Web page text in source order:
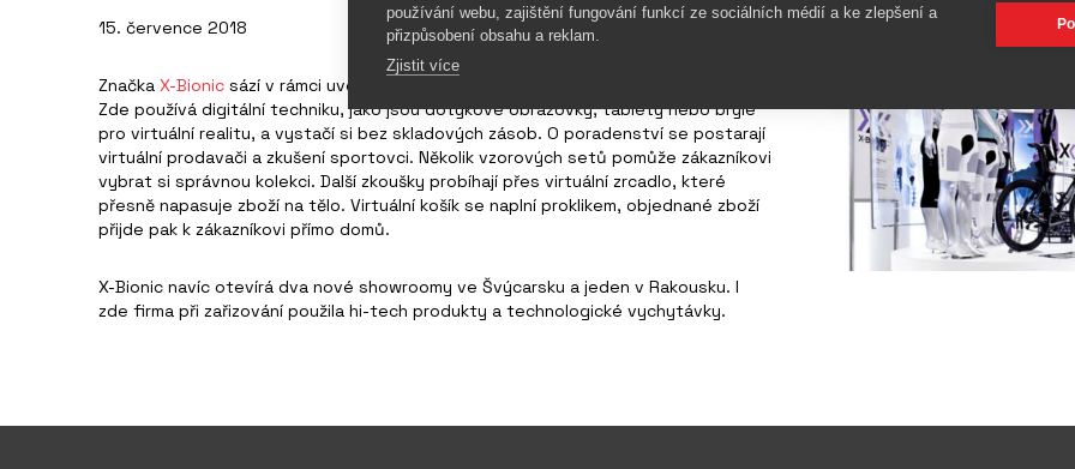
15. července 2018
Značka X-Bionic sází v rámci uvedení nové kolekce na interaktivní prodejní moduly.
Zde používá digitální techniku, jako jsou dotykové obrazovky, tablety nebo brýle
pro virtuální realitu, a vystačí si bez skladových zásob. O poradenství se postarají
virtuální prodavači a zkušení sportovci. Několik vzorových setů pomůže zákazníkovi
vybrat si správnou kolekci. Další zkoušky probíhají přes virtuální zrcadlo, které
přesně napasuje zboží na tělo. Virtuální košík se naplní proklikem, objednané zboží
přijde pak k zákazníkovi přímo domů.
X-Bionic navíc otevírá dva nové showroomy ve Švýcarsku a jeden v Rakousku. I
zde firma při zařizování použila hi-tech produkty a technologické vychytávky.
používání webu, zajištění fungování funkcí ze sociálních médií a ke zlepšení a
přizpůsobení obsahu a reklam.
Zjistit více